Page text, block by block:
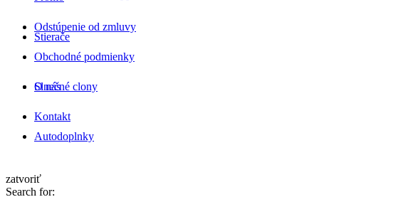
Odstúpenie od zmluvy
Obchodné podmienky
O nás
Kontakt
Stierače
Slnečné clony
Autodoplnky
zatvoriť
Search for: